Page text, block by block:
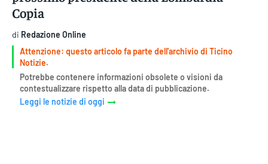
Copia
di Redazione Online
Attenzione: questo articolo fa parte dell'archivio di Ticino
Notizie.
Potrebbe contenere informazioni obsolete o visioni da
contestualizzare rispetto alla data di pubblicazione.
Leggi le notizie di oggi